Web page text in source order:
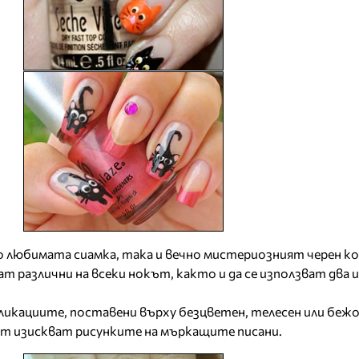
любимата сиамка, така и вечно мистериозният черен
на всеки нокът, както и да се използват два
поставени върху безцветен, телесен или
изискват рисунките на мъркащите писани.